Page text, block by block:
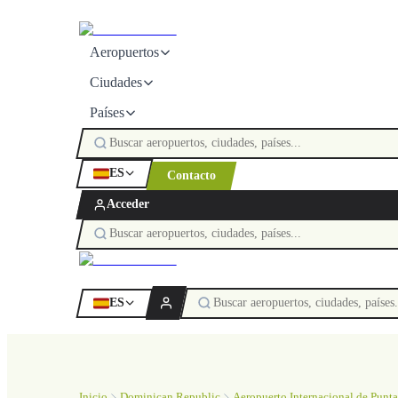
Aeropuertos
Ciudades
Países
ES Contacto
Acceder
ES